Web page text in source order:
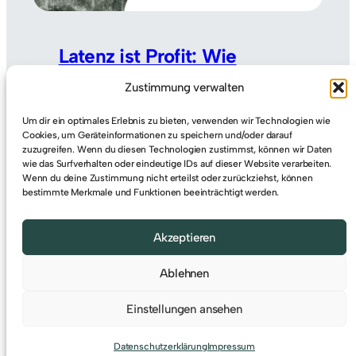
Zustimmung verwalten
Um dir ein optimales Erlebnis zu bieten, verwenden wir Technologien wie
Cookies, um Geräteinformationen zu speichern und/oder darauf
zuzugreifen. Wenn du diesen Technologien zustimmst, können wir Daten
wie das Surfverhalten oder eindeutige IDs auf dieser Website verarbeiten.
Wenn du deine Zustimmung nicht erteilst oder zurückziehst, können
bestimmte Merkmale und Funktionen beeinträchtigt werden.
Akzeptieren
Ablehnen
Einstellungen ansehen
DatenschutzerklärungImpressum
Latenz ist Profit: Wie
Hochfrequenzhandel die
Märkte dominiert
Wie Börsenhandel in Millisekunden
entscheidet Die technische
Infrastruktur hinter
Latenzoptimierung und globalen
Finanzsystemen Finanzmärkte wirken
nach außen wie abstrakte Orte, an
Realität sind moderne Börsen…